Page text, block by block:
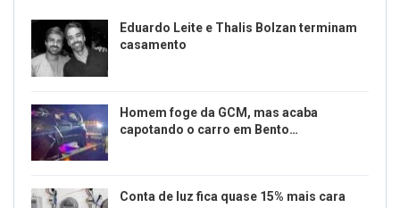
Eduardo Leite e Thalis Bolzan terminam
casamento
Homem foge da GCM, mas acaba
capotando o carro em Bento…
Conta de luz fica quase 15% mais cara